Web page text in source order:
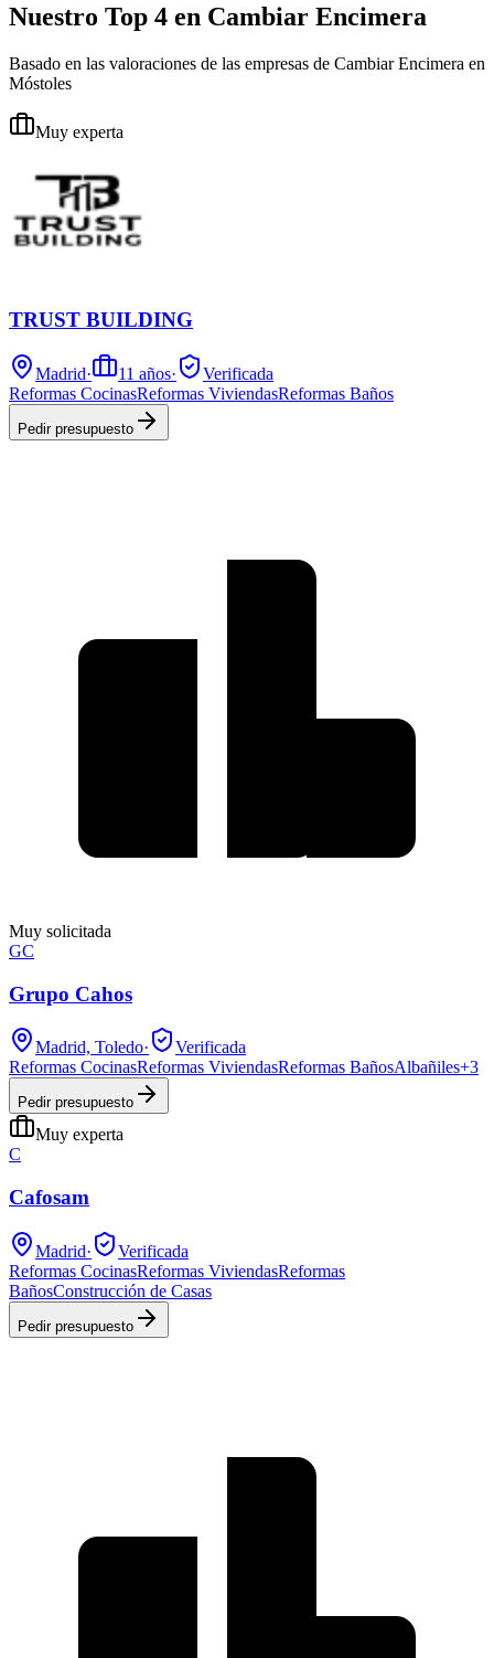
Nuestro Top 4 en Cambiar Encimera
Basado en las valoraciones de las empresas de Cambiar Encimera en
Móstoles
Muy experta
TRUST BUILDING
Madrid· 11 años·
Verificada
Reformas CocinasReformas ViviendasReformas Baños
Pedir presupuesto
Muy solicitada
GC
Grupo Cahos
Madrid, Toledo·
Verificada
Reformas CocinasReformas ViviendasReformas BañosAlbañiles+3
Pedir presupuesto
Muy experta
C
Cafosam
Madrid·
Verificada
Reformas CocinasReformas ViviendasReformas
BañosConstrucción de Casas
Pedir presupuesto